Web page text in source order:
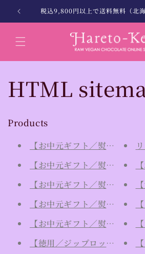
コンテン
ツに進む
税込9,800円以上で送料無料（北海
HTML
Products
【お中元ギフト／熨斗付き
【お中元ギフト／熨斗付き
【お中元ギフト／熨斗付き
【お中元ギフト／熨斗付き
【お中元ギフト／熨斗付き
【徳用／ジップロック入り